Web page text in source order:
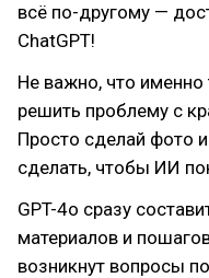
всё по-другому —
ChatGPT!
Не важно, что
решить проблему с
Просто сделай фото
сделать, чтобы ИИ
GPT-4o сразу
материалов и
возникнут вопросы